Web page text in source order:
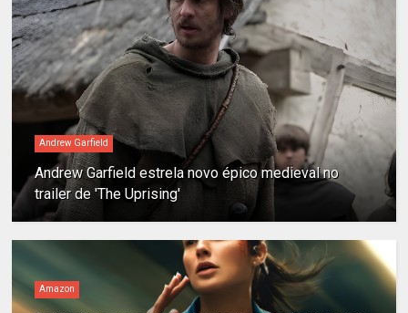
Andrew Garfield
Andrew Garfield estrela novo épico medieval no
trailer de 'The Uprising'
Amazon